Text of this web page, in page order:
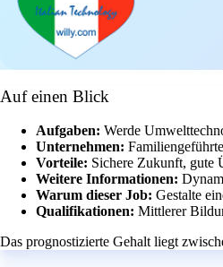
Auf einen Blick
Aufgaben: Werde
Unternehmen:
Vorteile: Sichere Zukunft, gute
Weitere Informationen:
Warum dieser Job: Gestalte
Qualifikationen: Mittlerer
Das prognostizierte Gehalt liegt